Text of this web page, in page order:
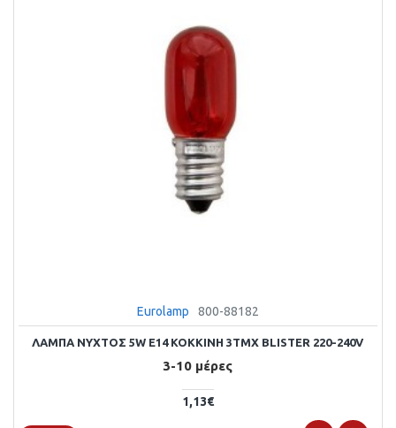
Eurolamp 800-88182
ΛΑΜΠΑ ΝΥΧΤΟΣ 5W E14 ΚΟΚΚΙΝΗ 3ΤΜΧ BLISTER 220-240V
3-10 μέρες
1,13€